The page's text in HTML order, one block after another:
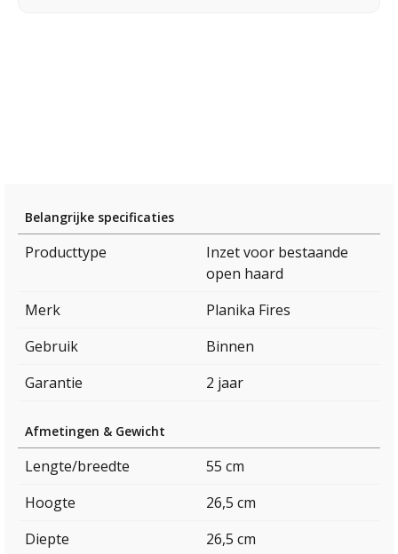
Belangrijke specificaties
Producttype
Inzet voor bestaande
open haard
Merk
Planika Fires
Gebruik
Binnen
Garantie
2 jaar
Afmetingen & Gewicht
Lengte/breedte
55 cm
Hoogte
26,5 cm
Diepte
26,5 cm